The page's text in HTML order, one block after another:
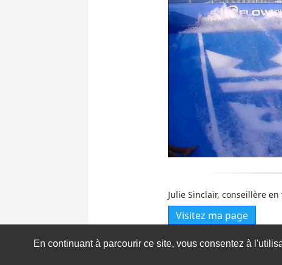
Julie Sinclair, conseillère
Visitez ma page
Répondre
En continuant à parcourir ce site, vous consentez à